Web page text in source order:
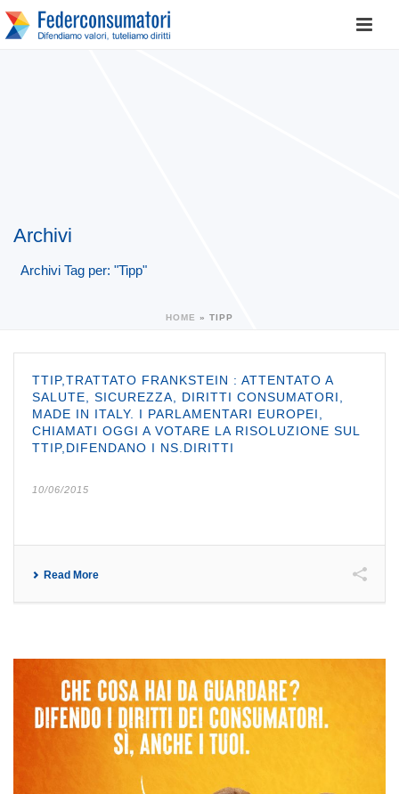
Archivi
Archivi Tag per: "Tipp"
HOME » TIPP
TTIP,TRATTATO FRANKSTEIN : ATTENTATO A
SALUTE, SICUREZZA, DIRITTI CONSUMATORI,
MADE IN ITALY. I PARLAMENTARI EUROPEI,
CHIAMATI OGGI A VOTARE LA RISOLUZIONE SUL
TTIP,DIFENDANO I NS.DIRITTI
10/06/2015
Read More